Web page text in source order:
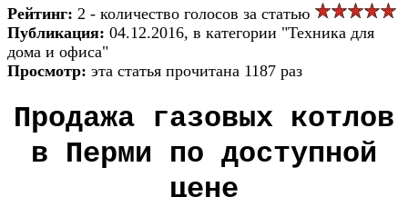
Рейтинг: 2 - количество голосов за статью
Публикация: 04.12.2016, в категории "Техника для
дома и офиса"
Просмотр: эта статья прочитана 1187 раз
Продажа газовых котлов
в Перми по доступной
цене